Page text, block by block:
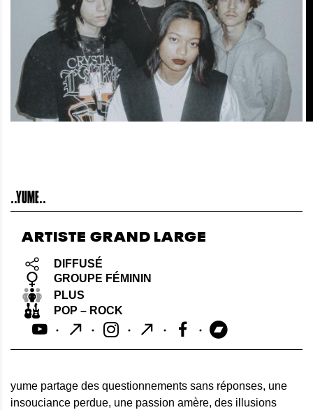
..YUME..
ARTISTE GRAND LARGE
DIFFUSÉ
GROUPE FÉMININ
PLUS
POP – ROCK
yume partage des questionnements sans réponses, une
insouciance perdue, une passion amère, des illusions